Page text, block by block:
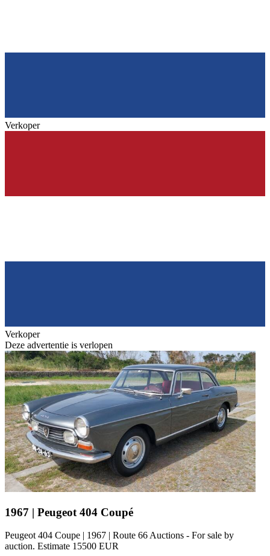
Verkoper
Verkoper
Deze advertentie is verlopen
1967 | Peugeot 404 Coupé
Peugeot 404 Coupe | 1967 | Route 66 Auctions - For sale by
auction. Estimate 15500 EUR